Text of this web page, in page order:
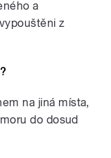
a
z
na jiná místa,
do dosud